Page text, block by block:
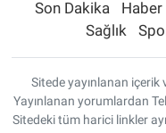
Son Dakika Haber
Sağlık
Sitede yayınlanan
Yayınlanan yorumlardan
Sitedeki tüm harici linkler